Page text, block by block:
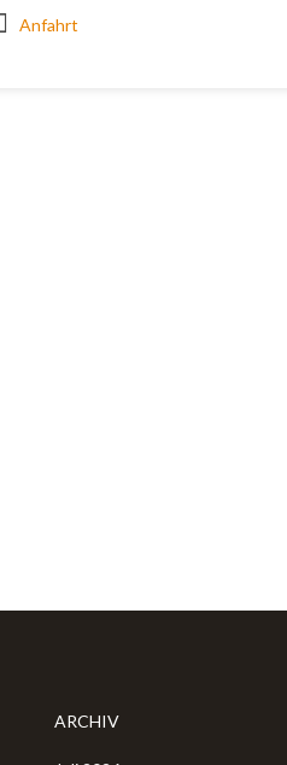
Anfahrt
ARCHIV